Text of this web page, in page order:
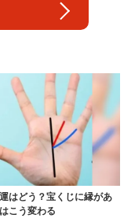
はどう？宝くじに縁があ
こう変わる